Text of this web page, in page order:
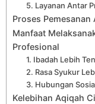
5. Layanan Antar
Proses
Manfaat
Profesional
1. Ibadah Lebih
2. Rasa Syukur
3. Hubungan
Kelebihan Aqiqah